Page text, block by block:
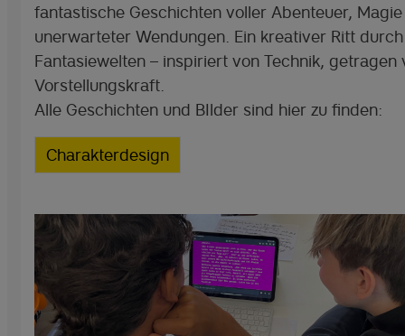
fantastische Geschichten voller Abenteuer,
unerwarteter Wendungen. Ein kreativer Ritt
Fantasiewelten – inspiriert von Technik, getragen
Vorstellungskraft.
Alle Geschichten und BIlder sind hier zu finden:
Charakterdesign